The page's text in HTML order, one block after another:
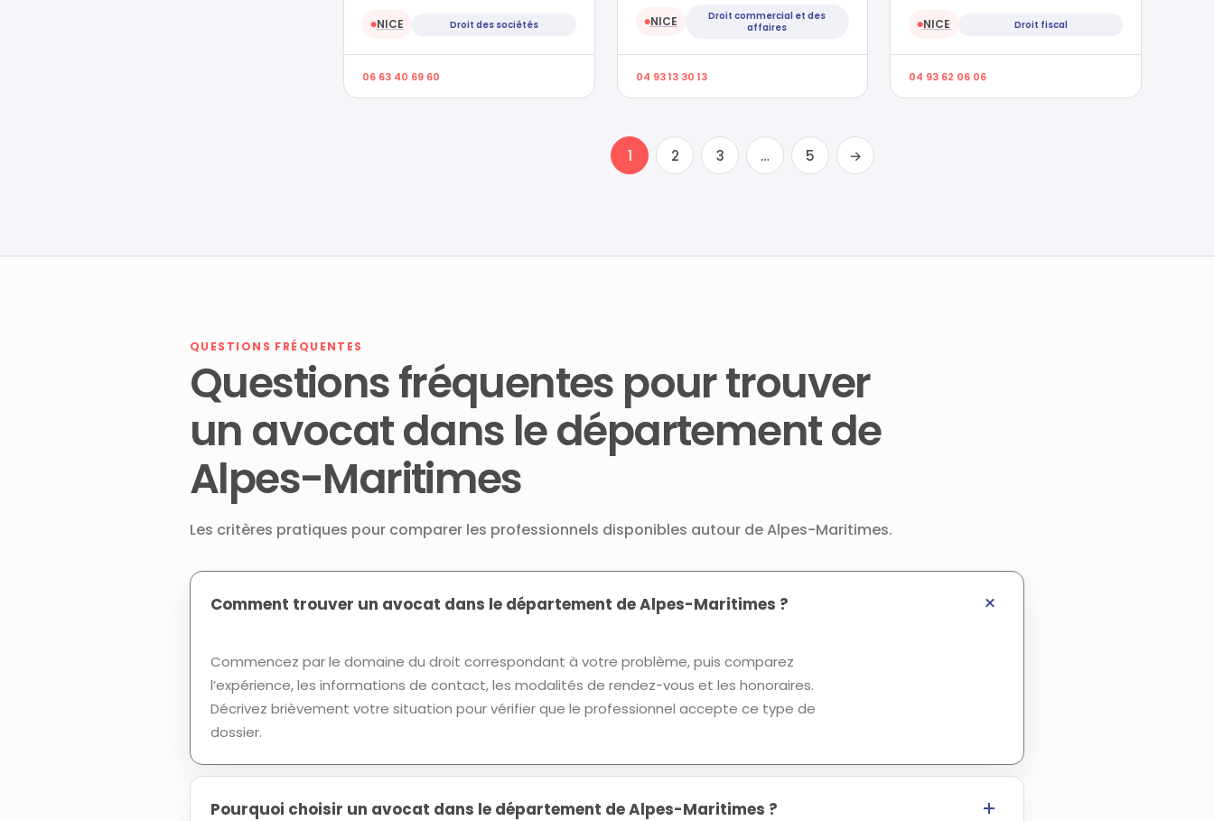
●NICE Droit des sociétés
06 63 40 69 60
●NICE
Droit commercial et des
affaires
04 93 13 30 13
●NICE Droit fiscal
04 93 62 06 06
1 2 3 … 5 →
QUESTIONS FRÉQUENTES
Questions fréquentes pour trouver
un avocat dans le département de
Alpes-Maritimes
Les critères pratiques pour comparer les professionnels disponibles autour de Alpes-Maritimes.
Comment trouver un avocat dans le département de Alpes-Maritimes ?
Commencez par le domaine du droit correspondant à votre problème, puis comparez
l’expérience, les informations de contact, les modalités de rendez-vous et les honoraires.
Décrivez brièvement votre situation pour vérifier que le professionnel accepte ce type de
dossier.
Pourquoi choisir un avocat dans le département de Alpes-Maritimes ?